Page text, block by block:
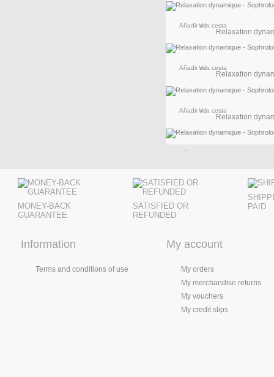
Añadir a la cesta
Ver
Relaxation
Añadir a la cesta
Ver
Relaxation
Añadir a la cesta
Ver
Relaxation
Añadir a la cesta
MONEY-BACK
GUARANTEE
SATISFIED OR
REFUNDED
PAID
Information
Terms and conditions of use
My account
My orders
My merchandise returns
My vouchers
My credit slips